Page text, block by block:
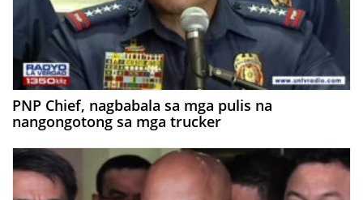
PNP Chief, nagbabala sa mga pulis na
nangongotong sa mga trucker